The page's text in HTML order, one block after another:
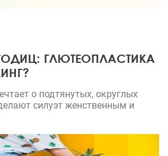
ГЛЮТЕОПЛАСТИКА
о подтянутых, округлых
силуэт женственным и